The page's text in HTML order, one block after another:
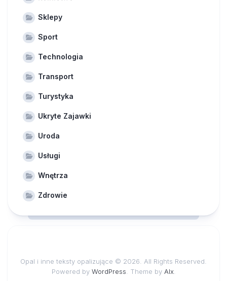
Sklepy
Sport
Technologia
Transport
Turystyka
Ukryte Zajawki
Uroda
Usługi
Wnętrza
Zdrowie
Opal i inne teksty opalizujące © 2026. All Rights Reserved.
Powered by WordPress . Theme by Alx